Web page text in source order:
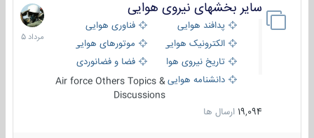
سایر بخشهای نیروی هوایی
پدافند هوایی
فناوری هوایی
الکترونیک هوایی
موتورهای هوایی
تاریخ نیروی هوایی
فضا و فضانوردی
دانشنامه هواییAir force Others Topics &
Discussions
19,094 ارسال ها
2
مرداد
1405